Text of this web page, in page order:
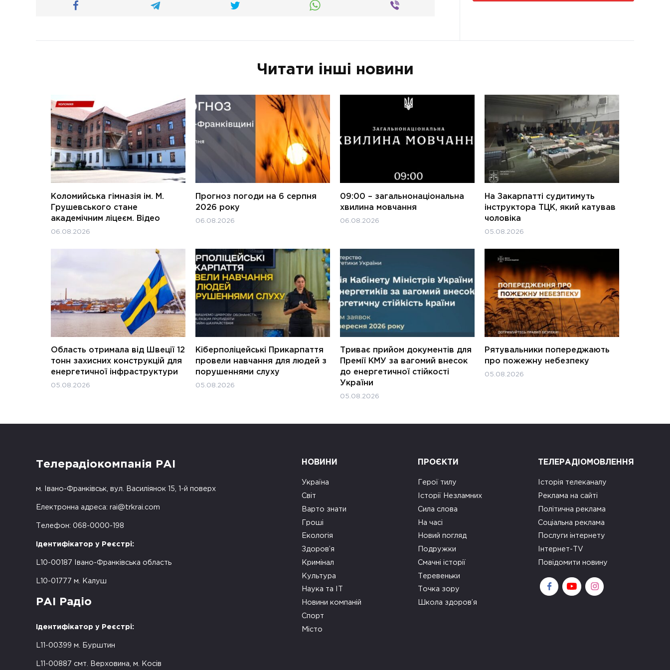
Читати інші новини
Коломийська гімназія ім. М.
Грушевського стане
академічним ліцеєм. Відео
06.08.2026
Прогноз погоди на 6 серпня
2026 року
06.08.2026
09:00 – загальнонаціональна
хвилина мовчання
06.08.2026
На Закарпатті судитимуть
інструктора ТЦК, який катував
чоловіка
05.08.2026
Область отримала від Швеції 12
тонн захисних конструкцій для
енергетичної інфраструктури
05.08.2026
Кіберполіцейські Прикарпаття
провели навчання для людей з
порушеннями слуху
05.08.2026
Триває прийом документів для
Премії КМУ за вагомий внесок
до енергетичної стійкості
України
05.08.2026
Рятувальники попереджають
про пожежну небезпеку
05.08.2026
Телерадіокомпанія РАІ
м. Івано-Франківськ, вул. Василіянок 15, 1-й поверх
Електронна адреса: rai@trkrai.com
Телефон: 068-0000-198
Ідентифікатор у Реєстрі:
L10-00187 Івано-Франківська область
L10-01777 м. Калуш
РАІ Радіо
Ідентифікатор у Реєстрі:
L11-00399 м. Бурштин
L11-00887 смт. Верховина, м. Косів
НОВИНИ
Україна
Світ
Варто знати
Гроші
Екологія
Здоров’я
Кримінал
Культура
Наука та ІТ
Новини компаній
Спорт
Місто
ПРОЄКТИ
Герої тилу
Історії Незламних
Сила слова
На часі
Новий погляд
Подружки
Смачні історії
Теревеньки
Точка зору
Школа здоров’я
ТЕЛЕРАДІОМОВЛЕННЯ
Історія телеканалу
Реклама на сайті
Політична реклама
Соціальна реклама
Послуги інтернету
Інтернет-TV
Повідомити новину